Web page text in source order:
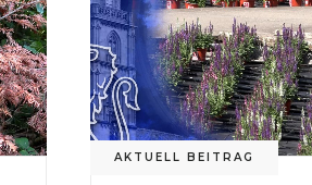
AKTUELL BEITRAG